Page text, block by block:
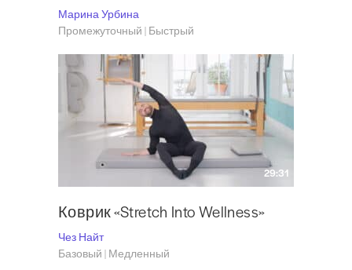
Марина Урбина
Промежуточный | Быстрый
29:31
Коврик «Stretch Into Wellness»
Чез Найт
Базовый | Медленный